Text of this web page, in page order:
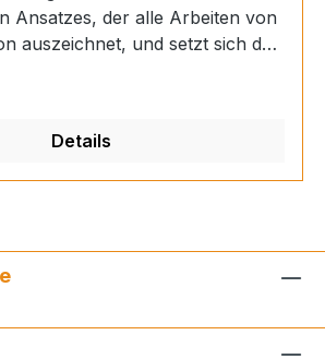
alle Arbeiten von
auszeichnet, und setzt sich das
beraubte Form, die wohl
Details